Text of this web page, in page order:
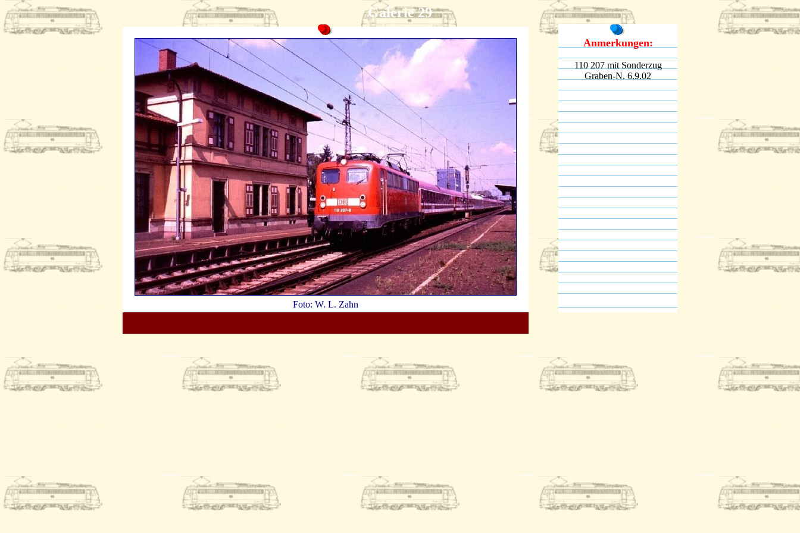
Galerie 29
Anmerkungen:
110 207 mit Sonderzug
Graben-N. 6.9.02
Foto: W. L. Zahn